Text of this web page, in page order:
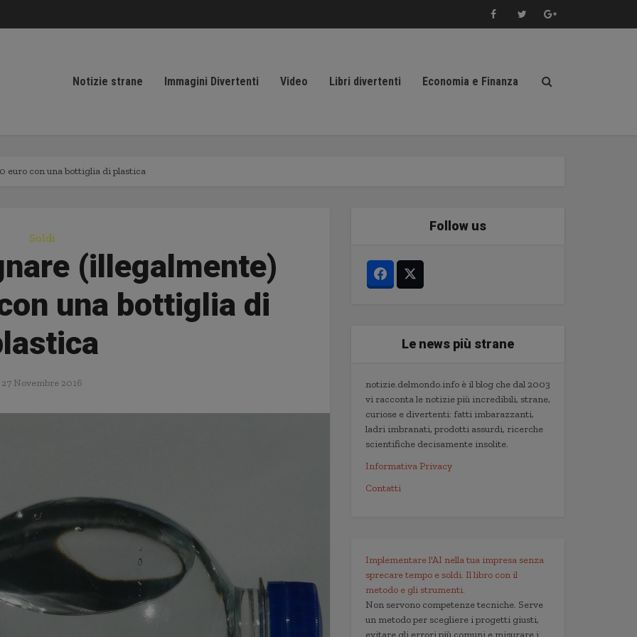
Notizie strane Immagini Divertenti Video Libri divertenti Economia e Finanza
euro con una bottiglia di plastica
Soldi
(illegalmente)
una bottiglia di
27 Novembre 2016
Follow us
Le news più strane
notizie.delmondo.info è il blog che dal 2003
vi racconta le notizie più incredibili, strane,
curiose e divertenti: fatti imbarazzanti,
ladri imbranati, prodotti assurdi, ricerche
scientifiche decisamente insolite.
Informativa Privacy
Contatti
Implementare l'AI nella tua impresa senza
sprecare tempo e soldi. Il libro con il
metodo e gli strumenti.
Non servono competenze tecniche. Serve
un metodo per scegliere i progetti giusti,
evitare gli errori più comuni e misurare i